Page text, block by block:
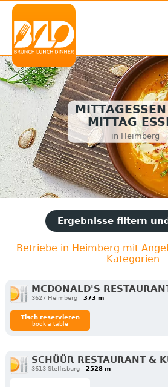
MITTAG
in Heimberg
Ergebnisse filtern
Betriebe in Heimberg mit
Kategorien
MCDONALD'S
3627 Heimberg 373 m
Tisch reservieren
book a table
SCHÜÜR RESTAURANT &
3613 Steffisburg 2528 m